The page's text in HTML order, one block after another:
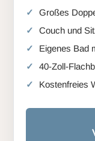
Großes
Couch und
Eigenes Bad
40-Zoll-
Kostenfreies